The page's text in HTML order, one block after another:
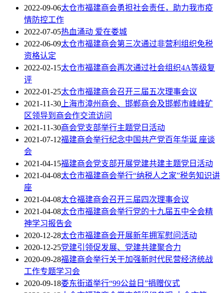
2022-09-06太仓市福建商会勇担社会责任，助力我市疫
情防控工作
2022-07-05热血涌动 爱在娄城
2022-06-09太仓市福建商会第三次通过非营利组织免税
资格认定
2022-02-15太仓市福建商会再次通过社会组织4A等级复
评
2022-01-25太仓市福建商会召开三届五次理事会议
2021-11-30上海市漳州商会、邯郸商会及邯郸市峰峰矿
区领导到商会作交流访问
2021-11-30商会党支部举行主题党日活动
2021-07-12福建商会举行纪念中国共产党百年华诞 座谈
会
2021-04-15福建商会党支部开展党建共建主题党日活动
2021-04-08太仓市福建商会举行“纳税人之家”税务知识讲
座
2021-04-08太仓福建商会召开三届四次理事会议
2021-04-08太仓市福建商会举行党的十九届五中全会精
神学习报告会
2020-12-28太仓市福建商会开展新年拥军慰问活动
2020-12-25党建引领促发展、党建共建聚合力
2020-09-28福建商会举行关于加强新时代民营经济统战
工作专题学习会
2020-09-18娄东街道举行“99公益日”捐赠仪式